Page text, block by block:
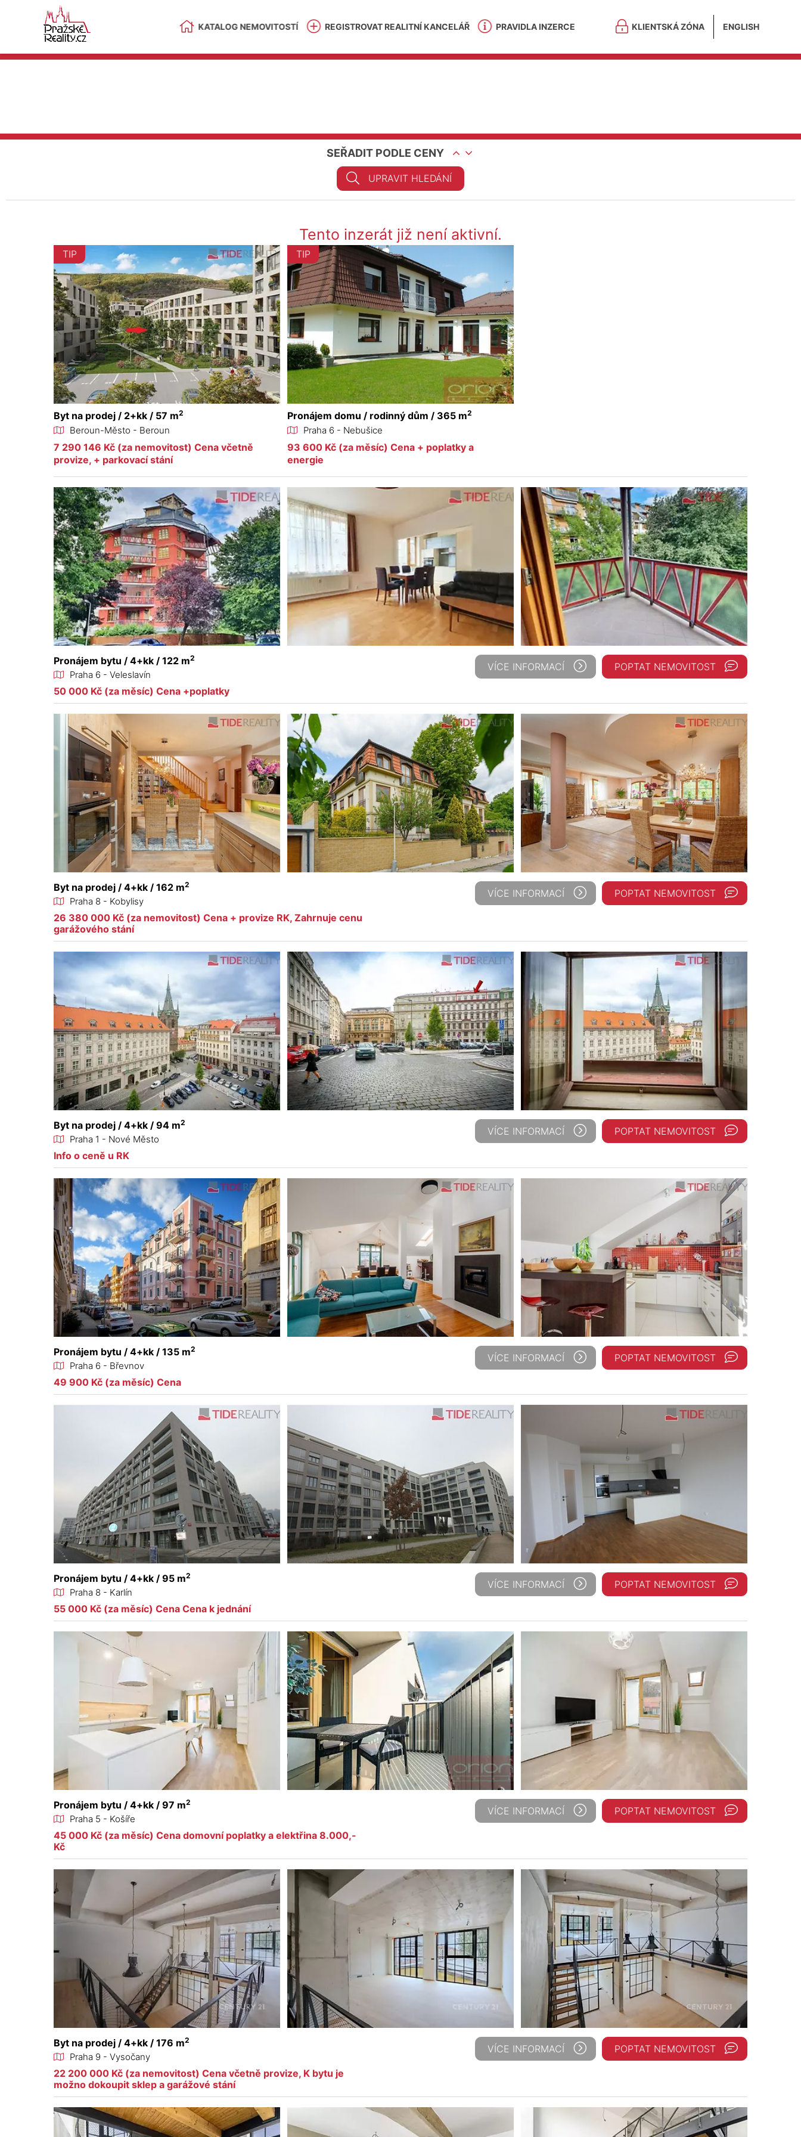
KATALOG NEMOVITOSTÍ REGISTROVAT REALITNÍ KANCELÁŘ PRAVIDLA INZERCE KLIENTSKÁ ZÓNA ENGLISH
SEŘADIT PODLE CENY
UPRAVIT HLEDÁNÍ
Tento inzerát již není aktivní.
TIP
Byt na prodej / 2+kk / 57 m2
Beroun-Město - Beroun
7 290 146 Kč (za nemovitost) Cena včetně
provize, + parkovací stání
TIP
Pronájem domu / rodinný dům / 365 m2
Praha 6 - Nebušice
93 600 Kč (za měsíc) Cena + poplatky a
energie
Pronájem bytu / 4+kk / 122 m2
Praha 6 - Veleslavín
50 000 Kč (za měsíc) Cena +poplatky
VÍCE INFORMACÍ POPTAT NEMOVITOST
Byt na prodej / 4+kk / 162 m2
Praha 8 - Kobylisy
26 380 000 Kč (za nemovitost) Cena + provize RK, Zahrnuje cenu
garážového stání
VÍCE INFORMACÍ POPTAT NEMOVITOST
Byt na prodej / 4+kk / 94 m2
Praha 1 - Nové Město
Info o ceně u RK
VÍCE INFORMACÍ POPTAT NEMOVITOST
Pronájem bytu / 4+kk / 135 m2
Praha 6 - Břevnov
49 900 Kč (za měsíc) Cena
VÍCE INFORMACÍ POPTAT NEMOVITOST
Pronájem bytu / 4+kk / 95 m2
Praha 8 - Karlín
55 000 Kč (za měsíc) Cena Cena k jednání
VÍCE INFORMACÍ POPTAT NEMOVITOST
Pronájem bytu / 4+kk / 97 m2
Praha 5 - Košíře
45 000 Kč (za měsíc) Cena domovní poplatky a elektřina 8.000,-
Kč
VÍCE INFORMACÍ POPTAT NEMOVITOST
Byt na prodej / 4+kk / 176 m2
Praha 9 - Vysočany
22 200 000 Kč (za nemovitost) Cena včetně provize, K bytu je
možno dokoupit sklep a garážové stání
VÍCE INFORMACÍ POPTAT NEMOVITOST